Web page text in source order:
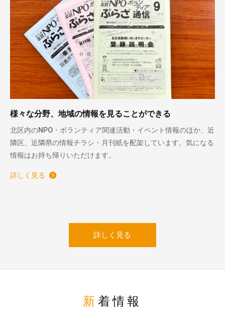
様々な分野、地域の情報を見ることができる
北区内のNPO・ボランティア関連活動・イベント情報のほか、近
隣区、近隣県の情報チラシ・月刊紙を配架しています。気になる
情報はお持ち帰りいただけます。
詳しく見る
詳しく見る
新着情報